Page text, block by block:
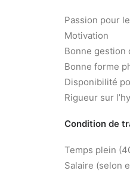
Passion pour
Motivation
Bonne gestion
Bonne forme
Disponibilité
Rigueur sur
Condition de
Temps plein
Salaire (selon